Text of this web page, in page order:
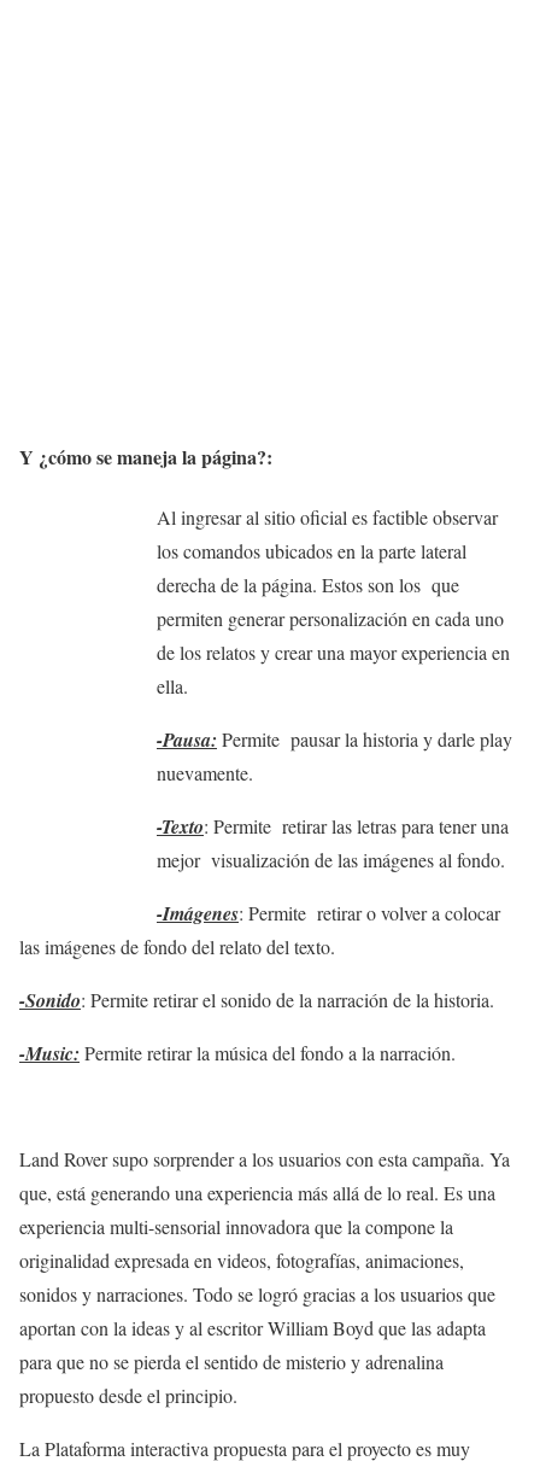
Y ¿cómo se maneja la página?:
Al ingresar al sitio oficial es factible observar
los comandos ubicados en la parte lateral
derecha de la página. Estos son los que
permiten generar personalización en cada uno
de los relatos y crear una mayor experiencia en
ella.
-Pausa: Permite pausar la historia y darle play
nuevamente.
-Texto: Permite retirar las letras para tener una
mejor visualización de las imágenes al fondo.
-Imágenes: Permite retirar o volver a colocar
las imágenes de fondo del relato del texto.
-Sonido: Permite retirar el sonido de la narración de la historia.
-Music: Permite retirar la música del fondo a la narración.
Land Rover supo sorprender a los usuarios con esta campaña. Ya
que, está generando una experiencia más allá de lo real. Es una
experiencia multi-sensorial innovadora que la compone la
originalidad expresada en videos, fotografías, animaciones,
sonidos y narraciones. Todo se logró gracias a los usuarios que
aportan con la ideas y al escritor William Boyd que las adapta
para que no se pierda el sentido de misterio y adrenalina
propuesto desde el principio.
La Plataforma interactiva propuesta para el proyecto es muy